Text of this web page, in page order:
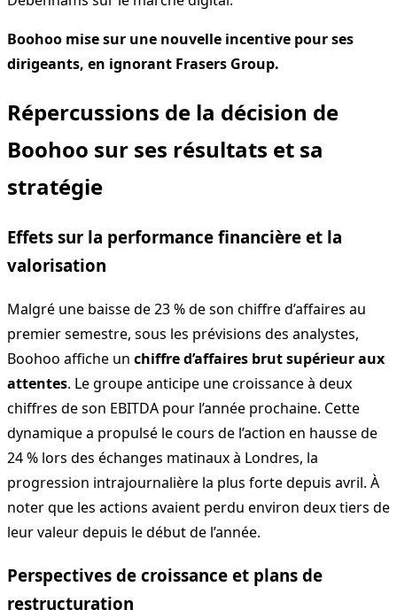
Boohoo mise sur une nouvelle incentive pour ses
dirigeants, en ignorant Frasers Group.
Répercussions de la décision de
Boohoo sur ses résultats et sa
stratégie
Effets sur la performance financière et la
valorisation
Malgré une baisse de 23 % de son chiffre d’affaires au
premier semestre, sous les prévisions des analystes,
Boohoo affiche un chiffre d’affaires brut supérieur aux
attentes. Le groupe anticipe une croissance à deux
chiffres de son EBITDA pour l’année prochaine. Cette
dynamique a propulsé le cours de l’action en hausse de
24 % lors des échanges matinaux à Londres, la
progression intrajournalière la plus forte depuis avril. À
noter que les actions avaient perdu environ deux tiers de
leur valeur depuis le début de l’année.
Perspectives de croissance et plans de
restructuration